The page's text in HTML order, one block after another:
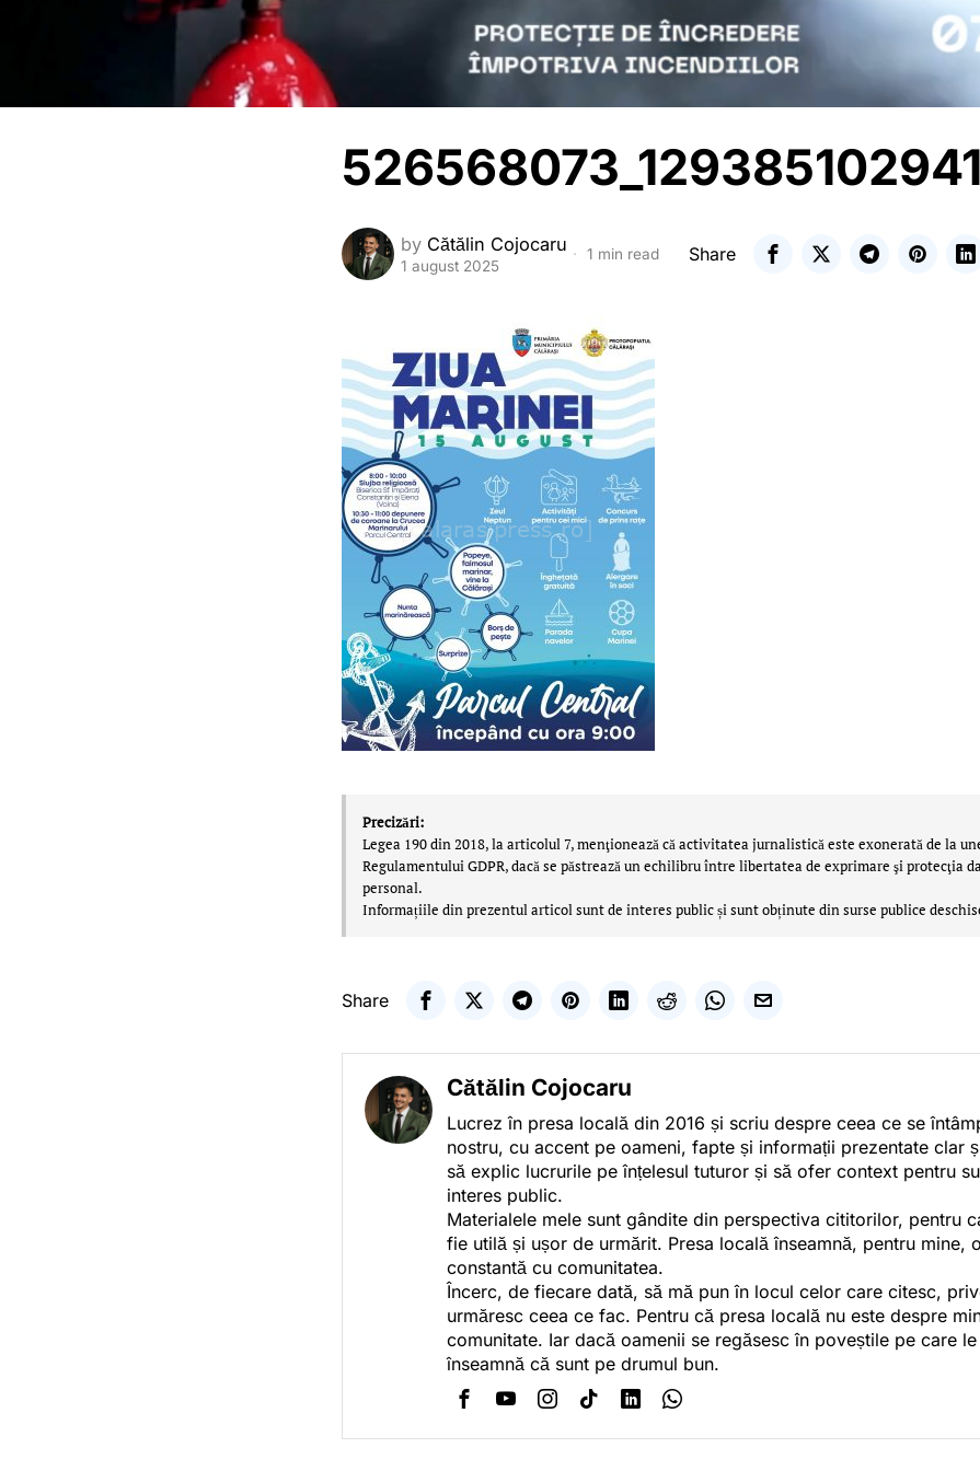
by Cătălin Cojocaru
1 august 2025
1 min read Share
Precizări:
Legea 190 din 2018, la articolul 7, menţionează că activitatea jurnalistică este exonerată de la
Regulamentului GDPR, dacă se păstrează un echilibru între libertatea de exprimare şi protecţia
personal.
Informațiile din prezentul articol sunt de interes public și sunt obținute din surse publice
Share
Cătălin Cojocaru
Lucrez în presa locală din 2016 și scriu despre ceea ce se
nostru, cu accent pe oameni, fapte și informații prezentate clar
să explic lucrurile pe înțelesul tuturor și să ofer context pentru
interes public.
Materialele mele sunt gândite din perspectiva cititorilor, pentru
fie utilă și ușor de urmărit. Presa locală înseamnă, pentru mine,
constantă cu comunitatea.
Încerc, de fiecare dată, să mă pun în locul celor care citesc,
urmăresc ceea ce fac. Pentru că presa locală nu este despre
comunitate. Iar dacă oamenii se regăsesc în poveștile pe care le
înseamnă că sunt pe drumul bun.